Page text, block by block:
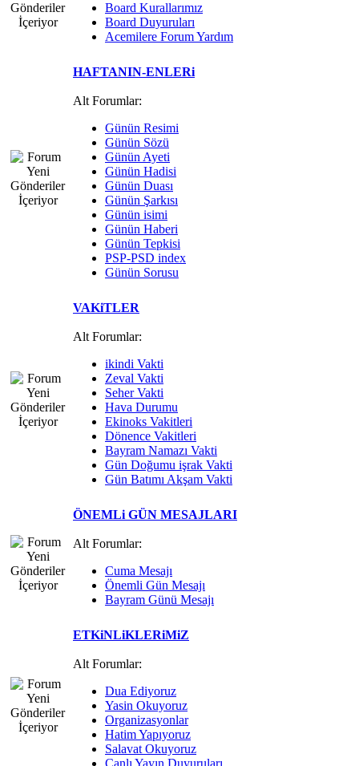
Board Kurallarımız
Board Duyuruları
Acemilere Forum Yardım
HAFTANIN-ENLERi
Alt Forumlar:
Günün Resimi
Günün Sözü
Günün Ayeti
Günün Hadisi
Günün Duası
Günün Şarkısı
Günün isimi
Günün Haberi
Günün Tepkisi
PSP-PSD index
Günün Sorusu
VAKiTLER
Alt Forumlar:
ikindi Vakti
Zeval Vakti
Seher Vakti
Hava Durumu
Ekinoks Vakitleri
Dönence Vakitleri
Bayram Namazı Vakti
Gün Doğumu işrak Vakti
Gün Batımı Akşam Vakti
ÖNEMLi GÜN MESAJLARI
Alt Forumlar:
Cuma Mesajı
Önemli Gün Mesajı
Bayram Günü Mesajı
ETKiNLiKLERiMiZ
Alt Forumlar:
Dua Ediyoruz
Yasin Okuyoruz
Organizasyonlar
Hatim Yapıyoruz
Salavat Okuyoruz